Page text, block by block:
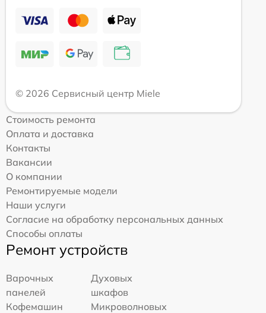
© 2026 Сервисный центр Miele
Стоимость ремонта
Оплата и доставка
Контакты
Вакансии
О компании
Ремонтируемые модели
Наши услуги
Согласие на обработку персональных данных
Способы оплаты
Ремонт устройств
Варочных
панелей
Духовых
шкафов
Кофемашин
Микроволновых